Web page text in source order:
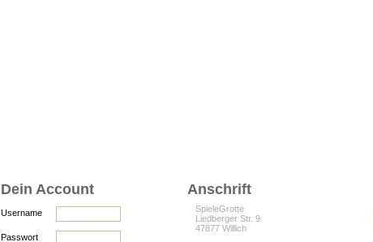
Dein Account
Username
Passwort
Anschrift
SpieleGrotte
Liedberger Str. 9
47877 Willich